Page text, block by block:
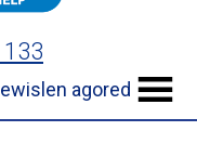
agored